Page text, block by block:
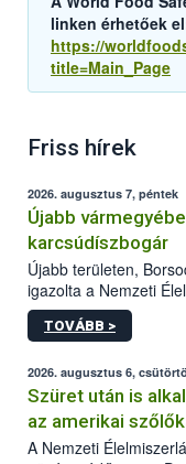
linken érhetőek
https://
title=Main_Page
Friss hírek
2026. augusztus 7, péntek
Újabb
karcsúdíszbogár
Újabb területen,
igazolta a Nemzeti
kőrisrontó
kártevőt nem csak
az intenzív felderítést,
hatósággal is
TOVÁBB >
2026. augusztus 6,
Szüret után is
az amerikai
A Nemzeti